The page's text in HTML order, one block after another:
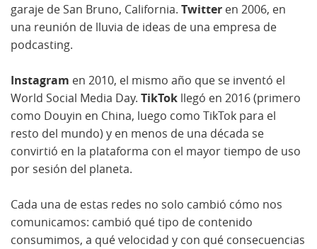
garaje de San Bruno, California. Twitter en 2006, en
una reunión de lluvia de ideas de una empresa de
podcasting.
Instagram en 2010, el mismo año que se inventó el
World Social Media Day. TikTok llegó en 2016 (primero
como Douyin en China, luego como TikTok para el
resto del mundo) y en menos de una década se
convirtió en la plataforma con el mayor tiempo de uso
por sesión del planeta.
Cada una de estas redes no solo cambió cómo nos
comunicamos: cambió qué tipo de contenido
consumimos, a qué velocidad y con qué consecuencias